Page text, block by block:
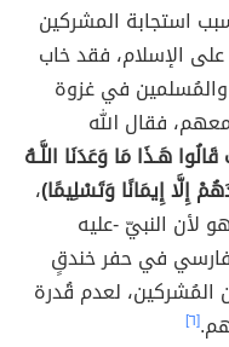
استجابة المشركين
الإسلام، فقد خاب
في غزوة
فقال الله
هَـذَا مَا وَعَدَنَا اللَّـهُ
إِلَّا إِيمَانًا وَتَسْلِيمًا)،
لأن النبيّ -عليه
في حفر خندقٍ
المُشركين، لعدم قُدرة
[٦]